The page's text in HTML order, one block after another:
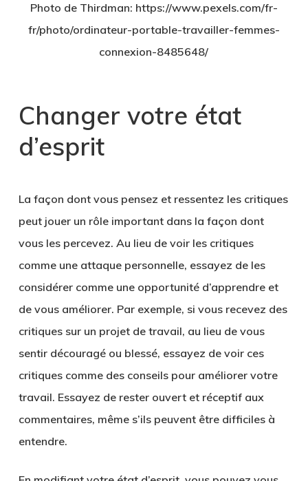
Photo de Thirdman: https://www.pexels.com/fr-
fr/photo/ordinateur-portable-travailler-femmes-
connexion-8485648/
Changer votre état
d’esprit
La façon dont vous pensez et ressentez les critiques
peut jouer un rôle important dans la façon dont
vous les percevez. Au lieu de voir les critiques
comme une attaque personnelle, essayez de les
considérer comme une opportunité d’apprendre et
de vous améliorer. Par exemple, si vous recevez des
critiques sur un projet de travail, au lieu de vous
sentir découragé ou blessé, essayez de voir ces
critiques comme des conseils pour améliorer votre
travail. Essayez de rester ouvert et réceptif aux
commentaires, même s’ils peuvent être difficiles à
entendre.